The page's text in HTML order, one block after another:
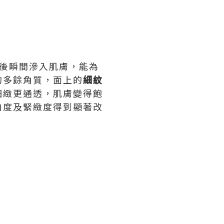
瞬間滲入肌膚，能為
餘角質，面上的細紋
更通透，肌膚變得飽
及緊緻度得到顯著改